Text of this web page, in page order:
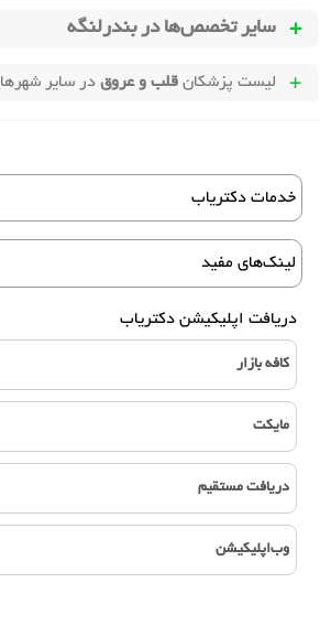
سایر تخصص‌ها دربندرلنگه
لیست پزشکان قلب و عروق در سایر شهرها
خدمات دکتریاب
لینک‌های مفید
دریافت اپلیکیشن دکتریاب
کافه بازار
مایکت
دریافت مستقیم
وب‌اپلیکیشن